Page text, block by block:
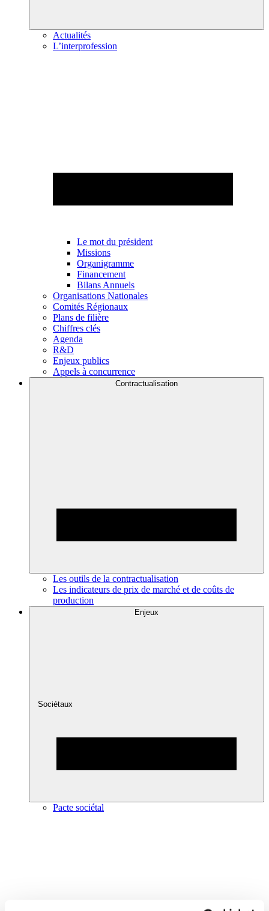
Actualités
L’interprofession
Le mot du président
Missions
Organigramme
Financement
Bilans Annuels
Organisations Nationales
Comités Régionaux
Plans de filière
Chiffres clés
Agenda
R&D
Enjeux publics
Appels à concurrence
Contractualisation
Les outils de la contractualisation
Les indicateurs de prix de marché et de coûts de
production
Enjeux
Sociétaux
Pacte sociétal